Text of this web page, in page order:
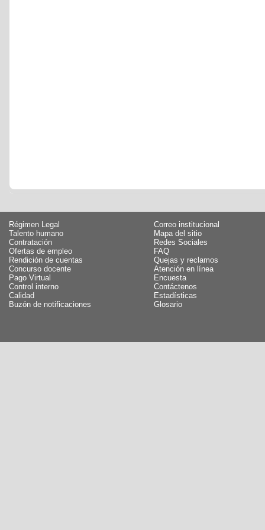
Régimen Legal
Talento humano
Contratación
Ofertas de empleo
Rendición de cuentas
Concurso docente
Pago Virtual
Control interno
Calidad
Buzón de notificaciones
Correo institucional
Mapa del sitio
Redes Sociales
FAQ
Quejas y reclamos
Atención en línea
Encuesta
Contáctenos
Estadísticas
Glosario